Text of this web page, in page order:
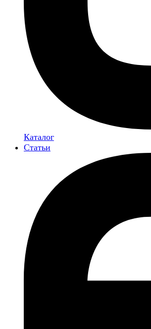
Каталог
Статьи